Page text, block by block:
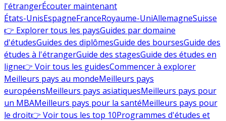
l'étrangerÉcouter maintenant
États-UnisEspagneFranceRoyaume-UniAllemagneSuisse
👉 Explorer tous les paysGuides par domaine
d'étudesGuides des diplômesGuide des boursesGuide des
études à l'étrangerGuide des stagesGuide des études en
ligne👉 Voir tous les guidesCommencer à explorer
Meilleurs pays au mondeMeilleurs pays
européensMeilleurs pays asiatiquesMeilleurs pays pour
un MBAMeilleurs pays pour la santéMeilleurs pays pour
le droit👉 Voir tous les top 10Programmes d'études et